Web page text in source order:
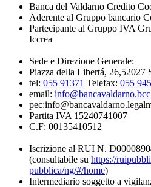
Banca del Valdarno Credito
Aderente al Gruppo bancario
Partecipante al Gruppo IVA
Iccrea
Sede e Direzione Generale:
Piazza della Libertá,
tel: 055 91371 Telefax: 055
email:
Partita IVA 15240741007
C.F: 00135410512
Iscrizione al RUI N.
(consultabile su https://
pubblica/ng/#/home)
Intermediario soggetto a